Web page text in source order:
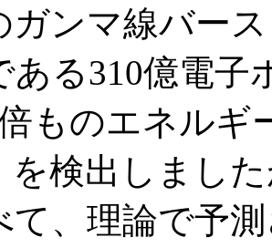
ンマ線バー
ある310億電
ものエネル
を検出しまし
て、理論で予